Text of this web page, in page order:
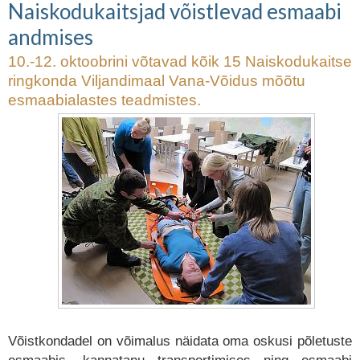
Naiskodukaitsjad võistlevad esmaabi
andmises
10.-12. oktoobrini võtavad kõik 15 Naiskodukaitse
ringkonda Viljandimaal Vana-Võidus mõõtu
esmaabialastes teadmistes.
Võistkondadel on võimalus näidata oma oskusi põletuste